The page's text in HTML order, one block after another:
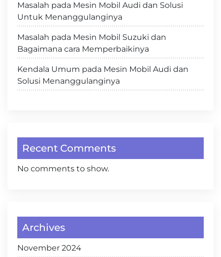
Masalah pada Mesin Mobil Audi dan Solusi
Untuk Menanggulanginya
Masalah pada Mesin Mobil Suzuki dan
Bagaimana cara Memperbaikinya
Kendala Umum pada Mesin Mobil Audi dan
Solusi Menanggulanginya
Recent Comments
No comments to show.
Archives
November 2024